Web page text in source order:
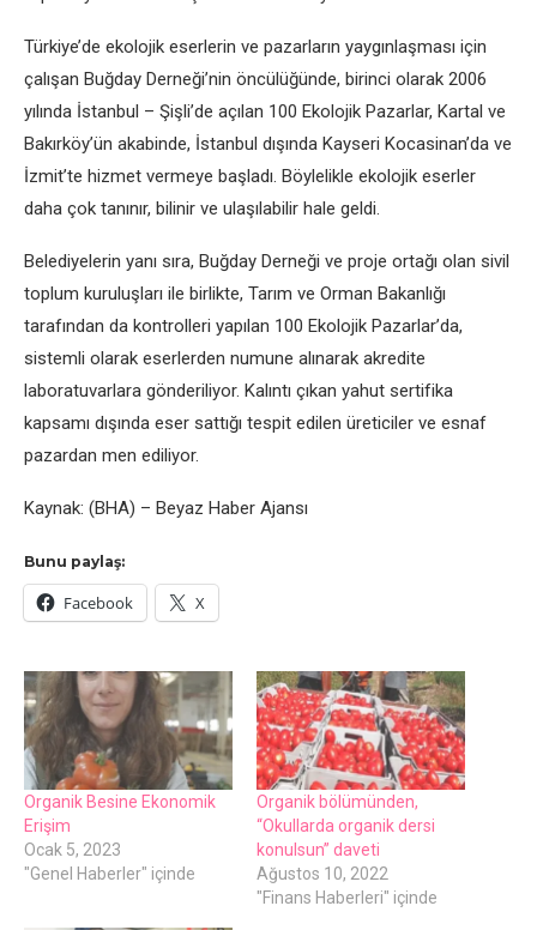
Türkiye’de ekolojik eserlerin ve pazarların yaygınlaşması için
çalışan Buğday Derneği’nin öncülüğünde, birinci olarak 2006
yılında İstanbul – Şişli’de açılan 100 Ekolojik Pazarlar, Kartal ve
Bakırköy’ün akabinde, İstanbul dışında Kayseri Kocasinan’da ve
İzmit’te hizmet vermeye başladı. Böylelikle ekolojik eserler
daha çok tanınır, bilinir ve ulaşılabilir hale geldi.
Belediyelerin yanı sıra, Buğday Derneği ve proje ortağı olan sivil
toplum kuruluşları ile birlikte, Tarım ve Orman Bakanlığı
tarafından da kontrolleri yapılan 100 Ekolojik Pazarlar’da,
sistemli olarak eserlerden numune alınarak akredite
laboratuvarlara gönderiliyor. Kalıntı çıkan yahut sertifika
kapsamı dışında eser sattığı tespit edilen üreticiler ve esnaf
pazardan men ediliyor.
Kaynak: (BHA) – Beyaz Haber Ajansı
Bunu paylaş:
Facebook X
Organik Besine Ekonomik
Erişim
Ocak 5, 2023
"Genel Haberler" içinde
Organik bölümünden,
“Okullarda organik dersi
konulsun” daveti
Ağustos 10, 2022
"Finans Haberleri" içinde